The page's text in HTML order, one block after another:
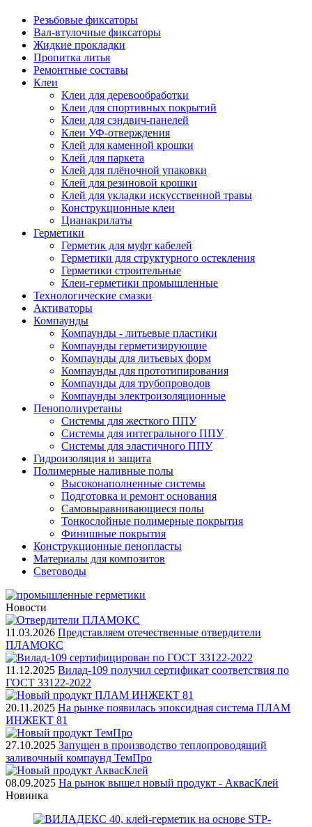
Резьбовые фиксаторы
Вал-втулочные фиксаторы
Жидкие прокладки
Пропитка литья
Ремонтные составы
Клеи
Клеи для деревообработки
Клеи для спортивных покрытий
Клеи для сэндвич-панелей
Клеи УФ-отверждения
Клей для каменной крошки
Клей для паркета
Клей для плёночной упаковки
Клей для резиновой крошки
Клей для укладки искусственной травы
Конструкционные клеи
Цианакрилаты
Герметики
Герметик для муфт кабелей
Герметики для структурного остекления
Герметики строительные
Клеи-герметики промышленные
Технологические смазки
Активаторы
Компаунды
Компаунды - литьевые пластики
Компаунды герметизирующие
Компаунды для литьевых форм
Компаунды для прототипирования
Компаунды для трубопроводов
Компаунды электроизоляционные
Пенополиуретаны
Системы для жесткого ППУ
Системы для интегрального ППУ
Системы для эластичного ППУ
Гидроизоляция и защита
Полимерные наливные полы
Высоконаполненные системы
Подготовка и ремонт основания
Самовыравнивающиеся полы
Тонкослойные полимерные покрытия
Финишные покрытия
Конструкционные пенопласты
Материалы для композитов
Световоды
Новости
11.03.2026 Представляем отечественные отвердители
ПЛАМОКС
11.12.2025 Вилад-109 получил сертификат соответствия по
ГОСТ 33122-2022
20.11.2025 На рынке появилась эпоксидная система ПЛАМ
ИНЖЕКТ 81
27.10.2025 Запущен в производство теплопроводящий
заливочный компаунд ТемПро
08.09.2025 На рынок вышел новый продукт - АквасКлей
Новинка